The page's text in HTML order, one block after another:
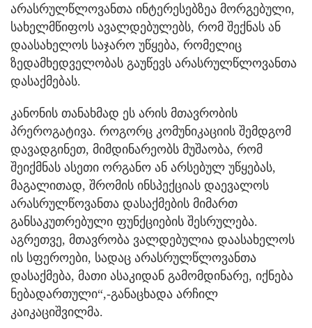
არასრულწლოვანთა ინტერესებზეა მორგებული,
სახელმწიფოს ავალდებულებს, რომ შექნას ან
დაასახელოს საჯარო უწყება, რომელიც
ზედამხედველობას გაუწევს არასრულწლოვანთა
დასაქმებას.
კანონის თანახმად ეს არის მთავრობის
პრეროგატივა. როგორც კომუნიკაციის შემდგომ
დავადგინეთ, მიმდინარეობს მუშაობა, რომ
შეიქმნას ასეთი ორგანო ან არსებულ უწყებას,
მაგალითად, შრომის ინსპექციას დაევალოს
არასრულწოვანთა დასაქმების მიმართ
განსაკუთრებული ფუნქციების შესრულება.
აგრეთვე, მთავრობა ვალდებულია დაასახელოს
ის სფეროები, სადაც არასრულწლოვანთა
დასაქმება, მათი ასაკიდან გამომდინარე, იქნება
ნებადართული“,-განაცხადა არჩილ
კაიკაციშვილმა.